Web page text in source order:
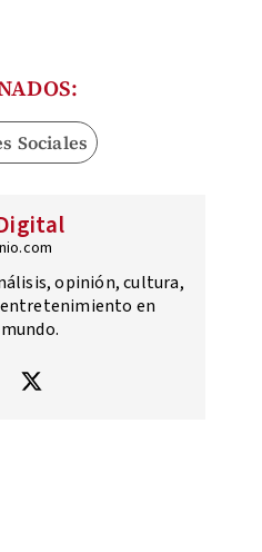
Sociales
opinión, cultura,
en